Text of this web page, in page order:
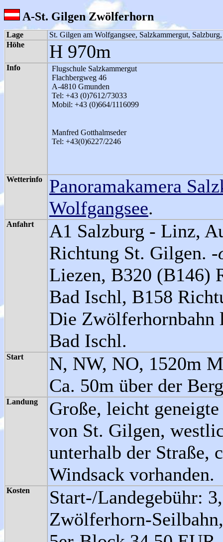
A-St. Gilgen Zwölferhorn
Lage
St. Gilgen am Wolfgangsee, Salzkammergut,
Höhe
H 970m
Info
Flugschule Salzkammergut
Flachbergweg 46
A-4810 Gmunden
Tel: +43 (0)7612/73033
Mobil: +43 (0)664/1116099
Manfred Gotthalmseder
Tel: +43(0)6227/2246
Wetterinfo
Panoramakamera
Wolfgangsee.
Anfahrt
A1 Salzburg - Linz,
Richtung St. Gilgen. -
Liezen, B320 (B146)
Bad Ischl, B158
Die Zwölferhornbahn
Bad Ischl.
Start
N, NW, NO, 1520m
Ca. 50m über der
Landung
Große, leicht
von St. Gilgen,
unterhalb der Straße,
Windsack vorhanden.
Kosten
Start-/Landegebühr:
Zwölferhorn-